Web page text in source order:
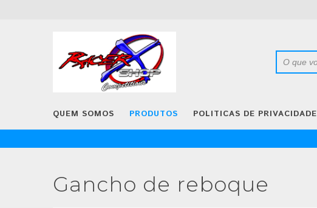
QUEM SOMOS PRODUTOS POLITICAS DE PRIVACIDADE
Gancho de reboque